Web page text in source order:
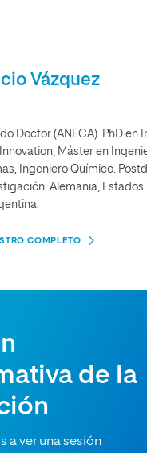
Vázquez
Doctor (ANECA). PhD en
Máster en
Ingeniero Químico.
Alemania, Estados
COMPLETO
de la
a ver una sesión